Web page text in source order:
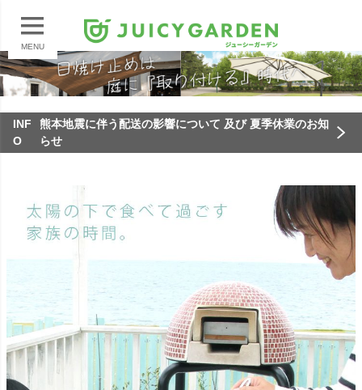
MENU
INF
O
熊本地震に伴う配送の影響について 及び 夏季休業のお知
らせ